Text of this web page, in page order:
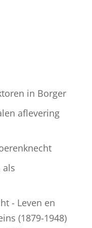
in Borger
aflevering
als
- Leven en
(1879-1948)